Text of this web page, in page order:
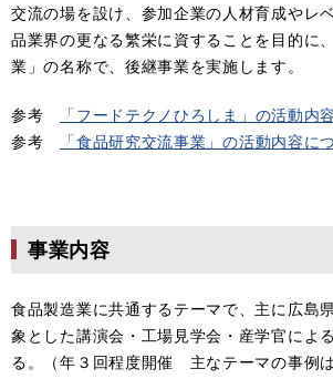
交流の場を設け、参加企業の人材育成やレ
品業界の更なる繁栄に資することを目的に
業」の名称で、後継事業を実施します。
参考
「フードテクノひろしま」の活動内
参考
「食品研究交流事業」の活動内容に
事業内容
食品製造業に共通するテーマで、主に広島
象とした講演会・工場見学会・産学官によ
る。（年３回程度開催 主なテーマの事例は